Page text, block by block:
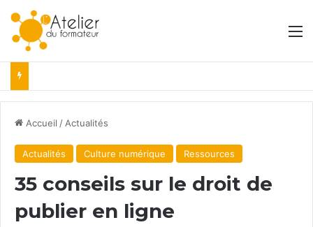
Accueil / Actualités
Actualités Culture numérique Ressources
35 conseils sur le droit de
publier en ligne